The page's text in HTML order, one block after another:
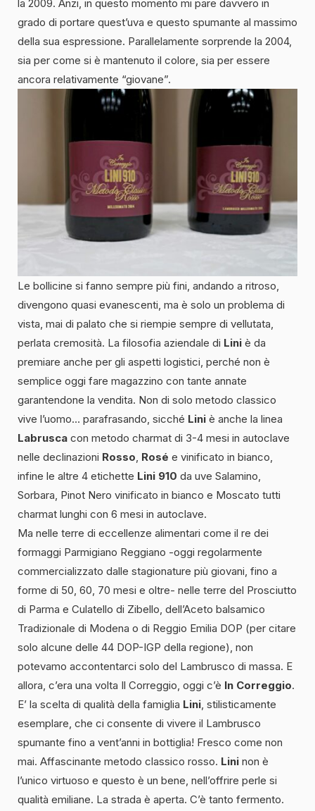
la 2009. Anzi, in questo momento mi pare davvero in
grado di portare quest’uva e questo spumante al massimo
della sua espressione. Parallelamente sorprende la 2004,
sia per come si è mantenuto il colore, sia per essere
ancora relativamente “giovane”.
Le bollicine si fanno sempre più fini, andando a ritroso,
divengono quasi evanescenti, ma è solo un problema di
vista, mai di palato che si riempie sempre di vellutata,
perlata cremosità. La filosofia aziendale di Lini è da
premiare anche per gli aspetti logistici, perché non è
semplice oggi fare magazzino con tante annate
garantendone la vendita. Non di solo metodo classico
vive l’uomo… parafrasando, sicché Lini è anche la linea
Labrusca con metodo charmat di 3-4 mesi in autoclave
nelle declinazioni Rosso, Rosé e vinificato in bianco,
infine le altre 4 etichette Lini 910 da uve Salamino,
Sorbara, Pinot Nero vinificato in bianco e Moscato tutti
charmat lunghi con 6 mesi in autoclave.
Ma nelle terre di eccellenze alimentari come il re dei
formaggi Parmigiano Reggiano -oggi regolarmente
commercializzato dalle stagionature più giovani, fino a
forme di 50, 60, 70 mesi e oltre- nelle terre del Prosciutto
di Parma e Culatello di Zibello, dell’Aceto balsamico
Tradizionale di Modena o di Reggio Emilia DOP (per citare
solo alcune delle 44 DOP-IGP della regione), non
potevamo accontentarci solo del Lambrusco di massa. E
allora, c’era una volta Il Correggio, oggi c’è In Correggio.
E’ la scelta di qualità della famiglia Lini, stilisticamente
esemplare, che ci consente di vivere il Lambrusco
spumante fino a vent’anni in bottiglia! Fresco come non
mai. Affascinante metodo classico rosso. Lini non è
l’unico virtuoso e questo è un bene, nell’offrire perle si
qualità emiliane. La strada è aperta. C’è tanto fermento.